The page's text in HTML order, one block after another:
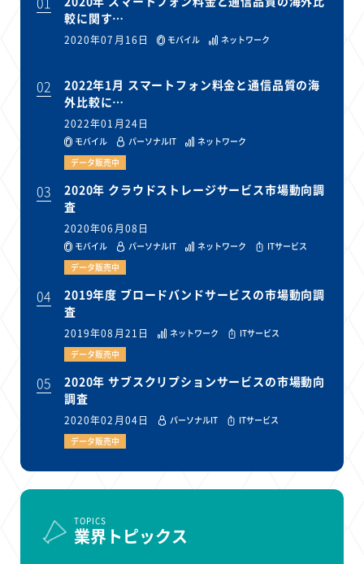
較に関す…
2020年07月16日 モバイル ネットワーク
02
2022年1月 スマートフォン料金と通信品質の海
外比較に…
2022年01月24日
モバイル パーソナルIT
ネットワーク
データ販売中
03
2020年 クラウドストレージサービス市場動向調
査
2020年06月08日
モバイル パーソナルIT ネットワーク
ITサービス
データ販売中
04
2019年度 ブロードバンドサービスの市場動向調
査
2019年08月21日 ネットワーク
ITサービス
データ販売中
05
2020年 サブスクリプションサービスの市場動向
調査
2020年02月04日 パーソナルIT
ITサービス
データ販売中
TOPICS
業界トピックス